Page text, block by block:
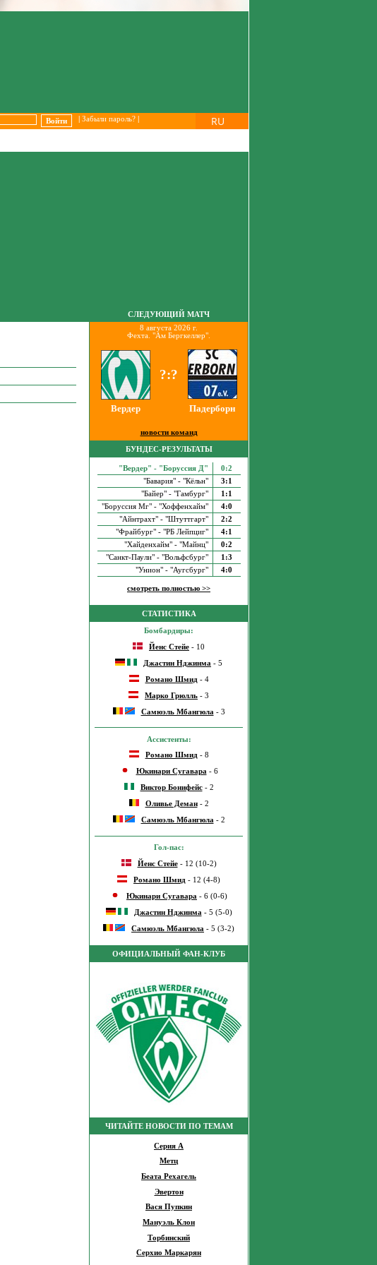
Забыли пароль?| RU
СЛЕДУЮЩИЙ МАТЧ
8 августа 2026 г.
Фехта. "Ам Бергкеллер".
?:?
Вердер Падерборн
новости команд
БУНДЕС-РЕЗУЛЬТАТЫ
"Вердер" - "Боруссия Д"
0:2
"Бавария" - "Кёльн"
3:1
"Байер" - "Гамбург"
1:1
"Боруссия Мг" - "Хоффенхайм"
4:0
"Айнтрахт" - "Штуттгарт"
2:2
"Фрайбург" - "РБ Лейпциг"
4:1
"Хайденхайм" - "Майнц"
0:2
"Санкт-Паули" - "Вольфсбург"
1:3
"Унион" - "Аугсбург"
4:0
смотреть полностью >>
СТАТИСТИКА
Бомбардиры:
Йенс Стейе - 10
Джастин Нджинма - 5
Романо Шмид- 4
Марко Грюлль - 3
Самюэль Мбангюла - 3
Ассистенты:
Романо Шмид- 8
Юкинари Сугавара- 6
Виктор Бонифейс- 2
Оливье Деман- 2
Самюэль Мбангюла- 2
Гол-пас:
Йенс Стейе- 12 (10-2)
Романо Шмид - 12 (4-8)
Юкинари Сугавара - 6 (0-6)
Джастин Нджинма - 5 (5-0)
Самюэль Мбангюла - 5 (3-2)
ОФИЦИАЛЬНЫЙ ФАН-КЛУБ
ЧИТАЙТЕ НОВОСТИ ПО ТЕМАМ
Серия А
Метц
Беата Рехагель
Эвертон
Вася Пупкин
Мануэль Клон
Торбинский
Серхио Маркарян